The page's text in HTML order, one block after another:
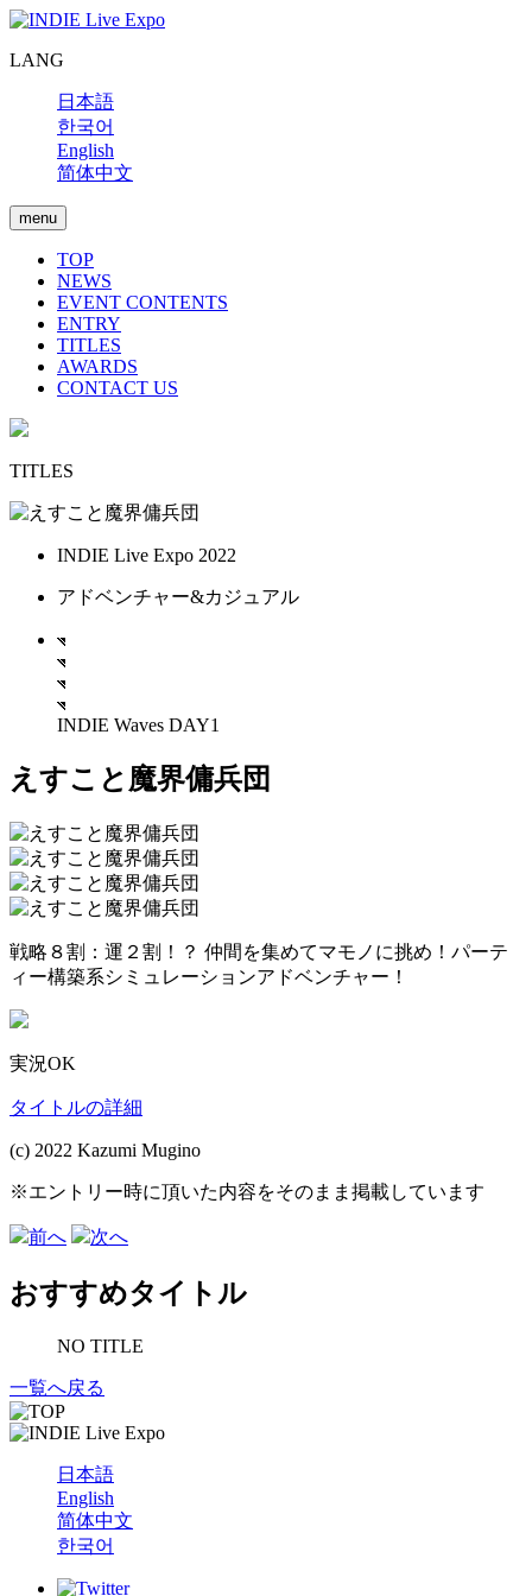
LANG
日本語
한국어
English
简体中文
menu
TOP
NEWS
EVENT CONTENTS
ENTRY
TITLES
AWARDS
CONTACT US
TITLES
INDIE Live Expo 2022
アドベンチャー&カジュアル
INDIE Waves DAY1
えすこと魔界傭兵団
戦略８割：運２割！？ 仲間を集めてマモノに挑め！パーテ
ィー構築系シミュレーションアドベンチャー！
実況OK
タイトルの詳細
(c) 2022 Kazumi Mugino
※エントリー時に頂いた内容をそのまま掲載しています
前へ 次へ
おすすめタイトル
NO TITLE
一覧へ戻る
日本語
English
简体中文
한국어